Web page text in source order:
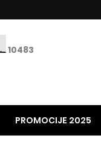
10483
PROMOCIJE 2025